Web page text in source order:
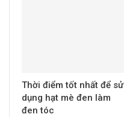
Thời điểm tốt nhất để sử
dụng hạt mè đen làm
đen tóc